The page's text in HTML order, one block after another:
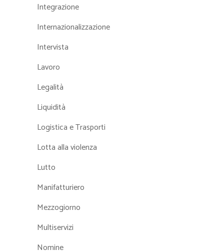
Integrazione
Internazionalizzazione
Intervista
Lavoro
Legalità
Liquidità
Logistica e Trasporti
Lotta alla violenza
Lutto
Manifatturiero
Mezzogiorno
Multiservizi
Nomine